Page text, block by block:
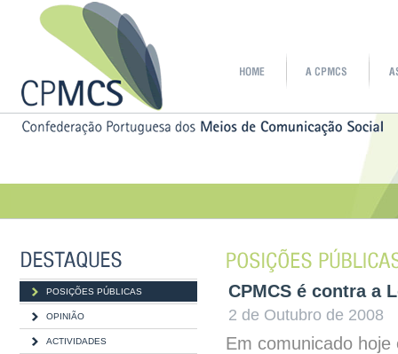
POSIÇÕES PÚBLICAS
OPINIÃO
ACTIVIDADES
CPMCS é contra a
2 de Outubro de 2008
Em comunicado